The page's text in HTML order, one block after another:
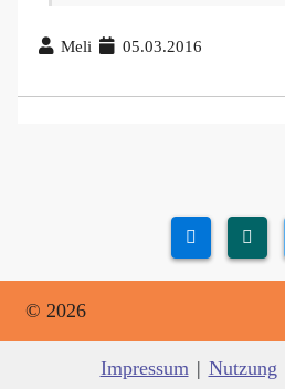
Meli 05.03.2016
© 2026
Impressum | Nutzung